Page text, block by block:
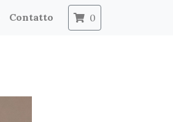
Contatto 0